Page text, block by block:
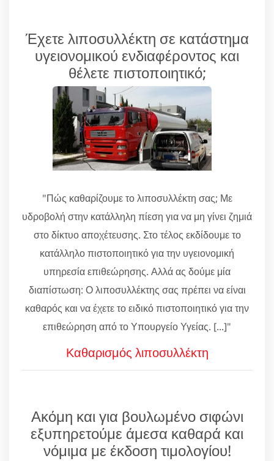
Έχετε λιποσυλλέκτη σε κατάστημα
υγειονομικού ενδιαφέροντος και
θέλετε πιστοποιητικό;
"Πώς καθαρίζουμε το λιποσυλλέκτη σας; Με
υδροβολή στην κατάλληλη πίεση για να μη γίνει ζημιά
στο δίκτυο αποχέτευσης. Στο τέλος εκδίδουμε το
κατάλληλο πιστοποιητικό για την υγειονομική
υπηρεσία επιθεώρησης. Αλλά ας δούμε μία
διαπίστωση: Ο λιποσυλλέκτης σας πρέπει να είναι
καθαρός και να έχετε το ειδικό πιστοποιητικό για την
επιθεώρηση από το Υπουργείο Υγείας. [...]"
Καθαρισμός λιποσυλλέκτη
Ακόμη και για βουλωμένο σιφώνι
εξυπηρετούμε άμεσα καθαρά και
νόμιμα με έκδοση τιμολογίου!